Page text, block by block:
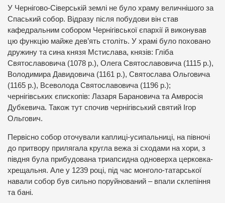
У Чернігово-Сіверській землі не було храму величнішого за
Спаський собор. Відразу після побудови він став
кафедральним собором Чернігівської єпархії й виконував
цю функцію майже дев’ять століть. У храмі було поховано
дружину та сина князя Мстислава, князів: Гліба
Святославовича (1078 р.), Олега Святославовича (1115 р.),
Володимира Давидовича (1161 р.), Святослава Ольговича
(1165 р.), Всеволода Святославовича (1196 р.);
чернігівських єпископів: Лазаря Барановича та Амвросія
Дубкевича. Також тут спочив чернігівський святий Ігор
Ольгович.
Первісно собор оточували каплиці-усипальниці, на півночі
до притвору прилягала кругла вежа зі сходами на хори, з
півдня була прибудована триапсидна одноверха церковка-
хрещальня. Але у 1239 році, під час монголо-татарської
навали собор був сильно поруйнований – впали склепіння
та бані.